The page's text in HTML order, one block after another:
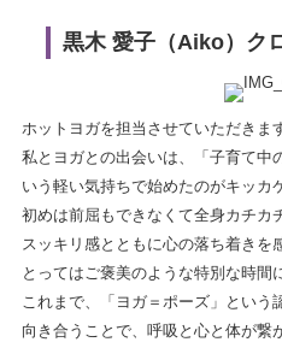
黒木 愛子（Aiko）ク
ホットヨガを担当させていただきま
私とヨガとの出会いは、「子育て中
いう軽い気持ちで始めたのがキッカ
初めは前屈もできなくて全身カチカ
スッキリ感とともに心の落ち着きを
とってはご褒美のような特別な時間
これまで、「ヨガ＝ポーズ」という
向き合うことで、呼吸と心と体が繋